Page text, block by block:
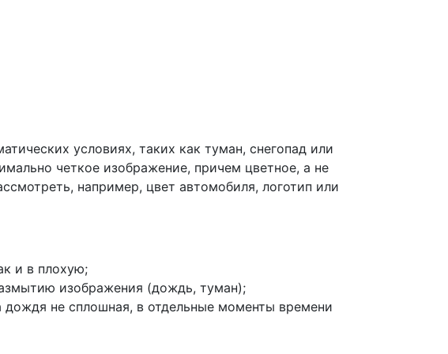
условиях, таких как туман, снегопад или
четкое изображение, причем цветное, а не
например, цвет автомобиля, логотип или
и в плохую;
изображения (дождь, туман);
дождя не сплошная, в отдельные моменты времени